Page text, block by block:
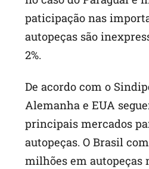
paticipação nas
autopeças são
2%.
De acordo com o
Alemanha e EUA
principais mercados
autopeças. O Brasil
milhões em autopeças